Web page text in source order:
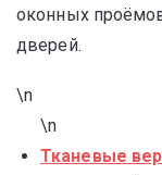
оконных
дверей.
\n
\n
Тканевые